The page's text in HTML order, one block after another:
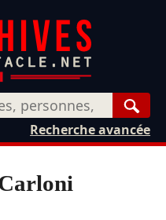
Recherche avancée